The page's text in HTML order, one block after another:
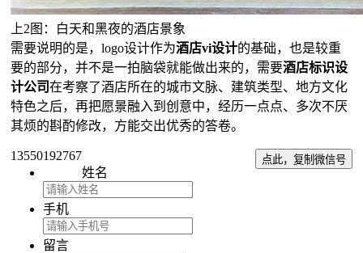
上2图：白天和黑夜的酒店景象
需要说明的是，logo设计作为酒店vi设计的基础，也是较重
要的部分，并不是一拍脑袋就能做出来的，需要酒店标识设
计公司在考察了酒店所在的城市文脉、建筑类型、地方文化
特色之后，再把愿景融入到创意中，经历一点点、多次不厌
其烦的斟酌修改，方能交出优秀的答卷。
13550192767 点此，复制微信号
姓名
手机
留言